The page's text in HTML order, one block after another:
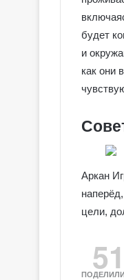
будет
и
как они
Аркан
цели,
51